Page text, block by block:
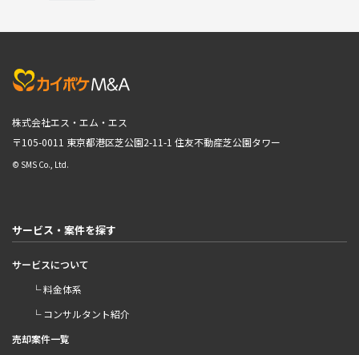
株式会社エス・エム・エス
〒105-0011 東京都港区芝公園2-11-1 住友不動産芝公園タワー
© SMS Co., Ltd.
サービス・案件を探す
サービスについて
└ 料金体系
└ コンサルタント紹介
売却案件一覧